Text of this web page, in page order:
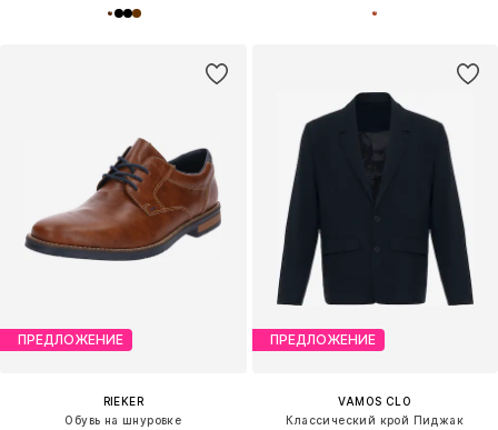
ПРЕДЛОЖЕНИЕ
RIEKER
Обувь на шнуровке
ПРЕДЛОЖЕНИЕ
VAMOS CLO
Классический крой Пиджак